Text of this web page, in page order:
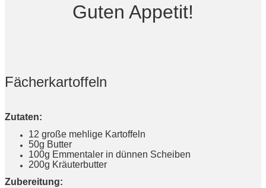
Guten Appetit!
Fächerkartoffeln
Zutaten:
12 große mehlige Kartoffeln
50g Butter
100g Emmentaler in dünnen Scheiben
200g Kräuterbutter
Zubereitung: